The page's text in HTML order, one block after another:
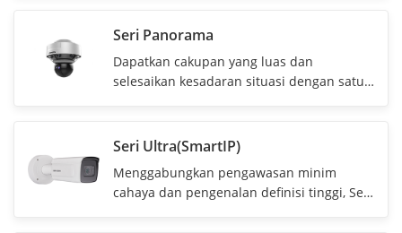
Seri Panorama
Dapatkan cakupan yang luas dan
selesaikan kesadaran situasi dengan satu
Seri Ultra(SmartIP)
Menggabungkan pengawasan minim
cahaya dan pengenalan definisi tinggi, Seri